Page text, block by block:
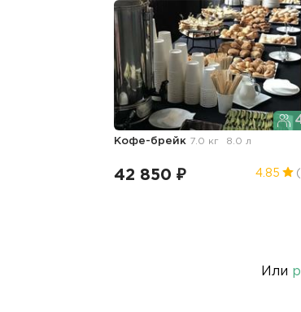
Кофе-брейк 7.0 кг 8.0 л
42 850 ₽ 4.85
Или